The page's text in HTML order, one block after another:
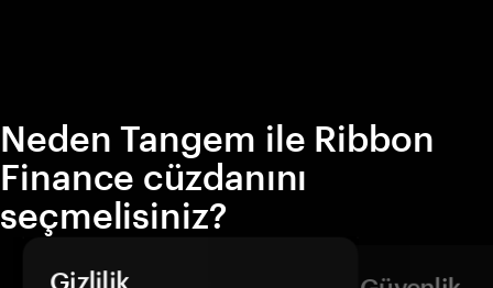
Neden Tangem ile Ribbon
Finance cüzdanını
seçmelisiniz?